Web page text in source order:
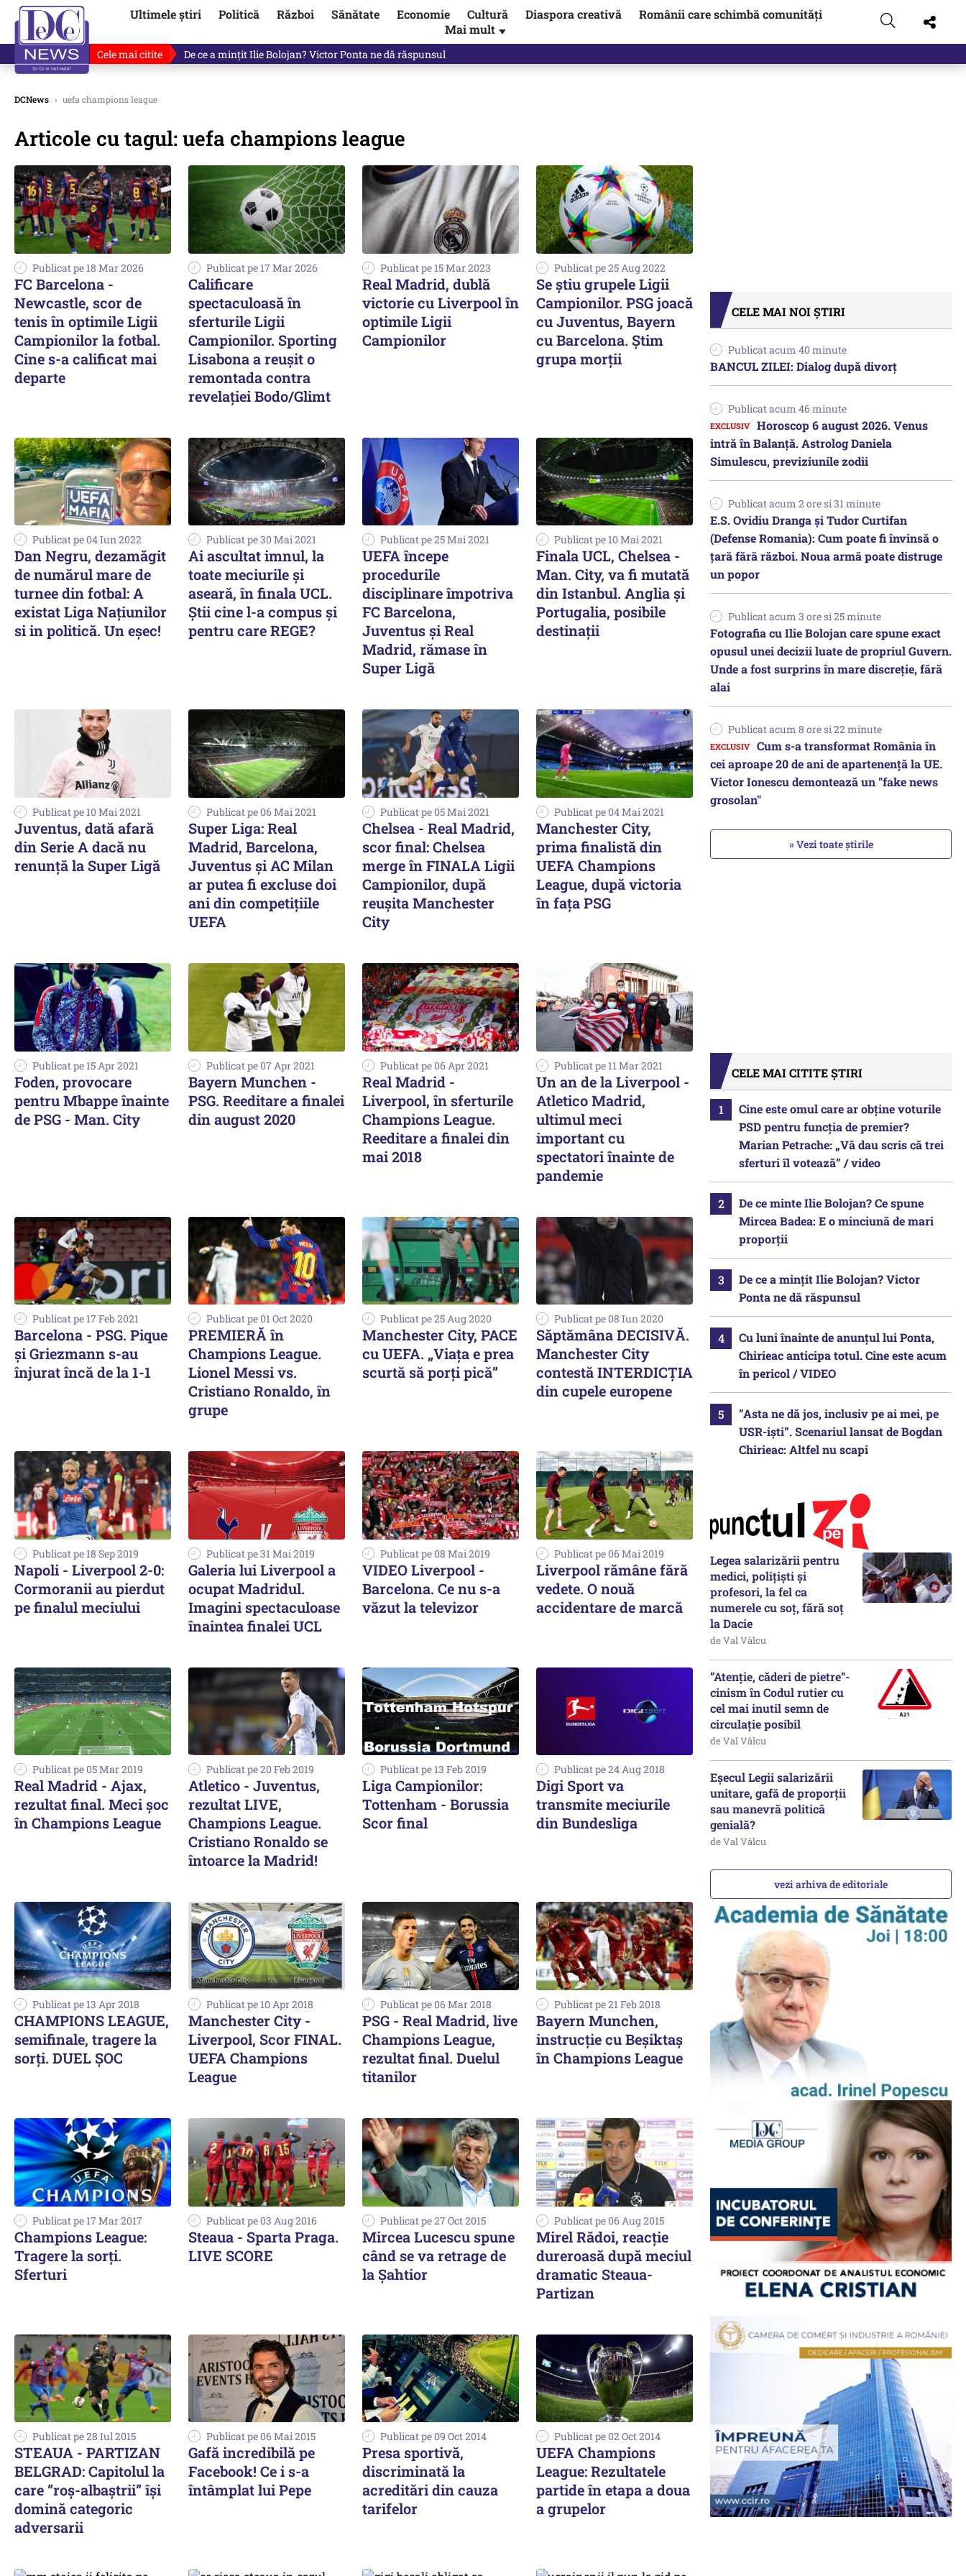
Ultimele știri Politică Război Sănătate Economie Cultură Diaspora creativă
Românii care schimbă comunități
Mai mult ▼
Cele mai citite De ce a mințit Ilie Bolojan? Victor Ponta ne dă răspunsul
DCNews › uefa champions league
Articole cu tagul: uefa champions league
Publicat pe 18 Mar 2026
FC Barcelona -
Newcastle, scor de
tenis în optimile Ligii
Campionilor la fotbal.
Cine s-a calificat mai
departe
Publicat pe 17 Mar 2026
Calificare
spectaculoasă în
sferturile Ligii
Campionilor. Sporting
Lisabona a reuşit o
remontada contra
revelației Bodo/Glimt
Publicat pe 15 Mar 2023
Real Madrid, dublă
victorie cu Liverpool în
optimile Ligii
Campionilor
Publicat pe 25 Aug 2022
Se ştiu grupele Ligii
Campionilor. PSG joacă
cu Juventus, Bayern
cu Barcelona. Ştim
grupa morţii
Publicat pe 04 Iun 2022
Dan Negru, dezamăgit
de numărul mare de
turnee din fotbal: A
existat Liga Națiunilor
si in politică. Un eșec!
Publicat pe 30 Mai 2021
Ai ascultat imnul, la
toate meciurile și
aseară, în finala UCL.
Știi cine l-a compus și
pentru care REGE?
Publicat pe 25 Mai 2021
UEFA începe
procedurile
disciplinare împotriva
FC Barcelona,
Juventus și Real
Madrid, rămase în
Super Ligă
Publicat pe 10 Mai 2021
Finala UCL, Chelsea -
Man. City, va fi mutată
din Istanbul. Anglia și
Portugalia, posibile
destinații
Publicat pe 10 Mai 2021
Juventus, dată afară
din Serie A dacă nu
renunță la Super Ligă
Publicat pe 06 Mai 2021
Super Liga: Real
Madrid, Barcelona,
Juventus și AC Milan
ar putea fi excluse doi
ani din competițiile
UEFA
Publicat pe 05 Mai 2021
Chelsea - Real Madrid,
scor final: Chelsea
merge în FINALA Ligii
Campionilor, după
reușita Manchester
City
Publicat pe 04 Mai 2021
Manchester City,
prima finalistă din
UEFA Champions
League, după victoria
în fața PSG
Publicat pe 15 Apr 2021
Foden, provocare
pentru Mbappe înainte
de PSG - Man. City
Publicat pe 07 Apr 2021
Bayern Munchen -
PSG. Reeditare a finalei
din august 2020
Publicat pe 06 Apr 2021
Real Madrid -
Liverpool, în sferturile
Champions League.
Reeditare a finalei din
mai 2018
Publicat pe 11 Mar 2021
Un an de la Liverpool -
Atletico Madrid,
ultimul meci
important cu
spectatori înainte de
pandemie
Publicat pe 17 Feb 2021
Barcelona - PSG. Pique
și Griezmann s-au
înjurat încă de la 1-1
Publicat pe 01 Oct 2020
PREMIERĂ în
Champions League.
Lionel Messi vs.
Cristiano Ronaldo, în
grupe
Publicat pe 25 Aug 2020
Manchester City, PACE
cu UEFA. „Viața e prea
scurtă să porți pică”
Publicat pe 08 Iun 2020
Săptămâna DECISIVĂ.
Manchester City
contestă INTERDICȚIA
din cupele europene
Publicat pe 18 Sep 2019
Napoli - Liverpool 2-0:
Cormoranii au pierdut
pe finalul meciului
Publicat pe 31 Mai 2019
Galeria lui Liverpool a
ocupat Madridul.
Imagini spectaculoase
înaintea finalei UCL
Publicat pe 08 Mai 2019
VIDEO Liverpool -
Barcelona. Ce nu s-a
văzut la televizor
Publicat pe 06 Mai 2019
Liverpool rămâne fără
vedete. O nouă
accidentare de marcă
Publicat pe 05 Mar 2019
Real Madrid - Ajax,
rezultat final. Meci şoc
în Champions League
Publicat pe 20 Feb 2019
Atletico - Juventus,
rezultat LIVE,
Champions League.
Cristiano Ronaldo se
întoarce la Madrid!
Publicat pe 13 Feb 2019
Liga Campionilor:
Tottenham - Borussia
Scor final
Publicat pe 24 Aug 2018
Digi Sport va
transmite meciurile
din Bundesliga
Publicat pe 13 Apr 2018
CHAMPIONS LEAGUE,
semifinale, tragere la
sorți. DUEL ȘOC
Publicat pe 10 Apr 2018
Manchester City -
Liverpool, Scor FINAL.
UEFA Champions
League
Publicat pe 06 Mar 2018
PSG - Real Madrid, live
Champions League,
rezultat final. Duelul
titanilor
Publicat pe 21 Feb 2018
Bayern Munchen,
instrucție cu Beșiktaș
în Champions League
Publicat pe 17 Mar 2017
Champions League:
Tragere la sorți.
Sferturi
Publicat pe 03 Aug 2016
Steaua - Sparta Praga.
LIVE SCORE
Publicat pe 27 Oct 2015
Mircea Lucescu spune
când se va retrage de
la Şahtior
Publicat pe 06 Aug 2015
Mirel Rădoi, reacție
dureroasă după meciul
dramatic Steaua-
Partizan
Publicat pe 28 Iul 2015
STEAUA - PARTIZAN
BELGRAD: Capitolul la
care ”roș-albaștrii” își
domină categoric
adversarii
Publicat pe 06 Mai 2015
Gafă incredibilă pe
Facebook! Ce i s-a
întâmplat lui Pepe
Publicat pe 09 Oct 2014
Presa sportivă,
discriminată la
acreditări din cauza
tarifelor
Publicat pe 02 Oct 2014
UEFA Champions
League: Rezultatele
partide în etapa a doua
a grupelor
CELE MAI NOI ȘTIRI
Publicat acum 40 minute
BANCUL ZILEI: Dialog după divorț
Publicat acum 46 minute
Horoscop 6 august 2026. Venus
intră în Balanță. Astrolog Daniela
Simulescu, previziunile zodii
Publicat acum 2 ore si 31 minute
E.S. Ovidiu Dranga și Tudor Curtifan
(Defense Romania): Cum poate fi învinsă o
țară fără război. Noua armă poate distruge
un popor
Publicat acum 3 ore si 25 minute
Fotografia cu Ilie Bolojan care spune exact
opusul unei decizii luate de propriul Guvern.
Unde a fost surprins în mare discreție, fără
alai
Publicat acum 8 ore si 22 minute
Cum s-a transformat România în
cei aproape 20 de ani de apartenență la UE.
Victor Ionescu demontează un "fake news
grosolan"
» Vezi toate știrile
CELE MAI CITITE ȘTIRI
Cine este omul care ar obține voturile
PSD pentru funcția de premier?
Marian Petrache: „Vă dau scris că trei
sferturi îl votează” / video
De ce minte Ilie Bolojan? Ce spune
Mircea Badea: E o minciună de mari
proporții
De ce a mințit Ilie Bolojan? Victor
Ponta ne dă răspunsul
Cu luni înainte de anunțul lui Ponta,
Chirieac anticipa totul. Cine este acum
în pericol / VIDEO
”Asta ne dă jos, inclusiv pe ai mei, pe
USR-iști”. Scenariul lansat de Bogdan
Chirieac: Altfel nu scapi
Legea salarizării pentru
medici, polițiști și
profesori, la fel ca
numerele cu soț, fără soț
la Dacie
de Val Vâlcu
”Atenție, căderi de pietre”-
cinism în Codul rutier cu
cel mai inutil semn de
circulație posibil
de Val Vâlcu
Eșecul Legii salarizării
unitare, gafă de proporții
sau manevră politică
genială?
de Val Vâlcu
vezi arhiva de editoriale